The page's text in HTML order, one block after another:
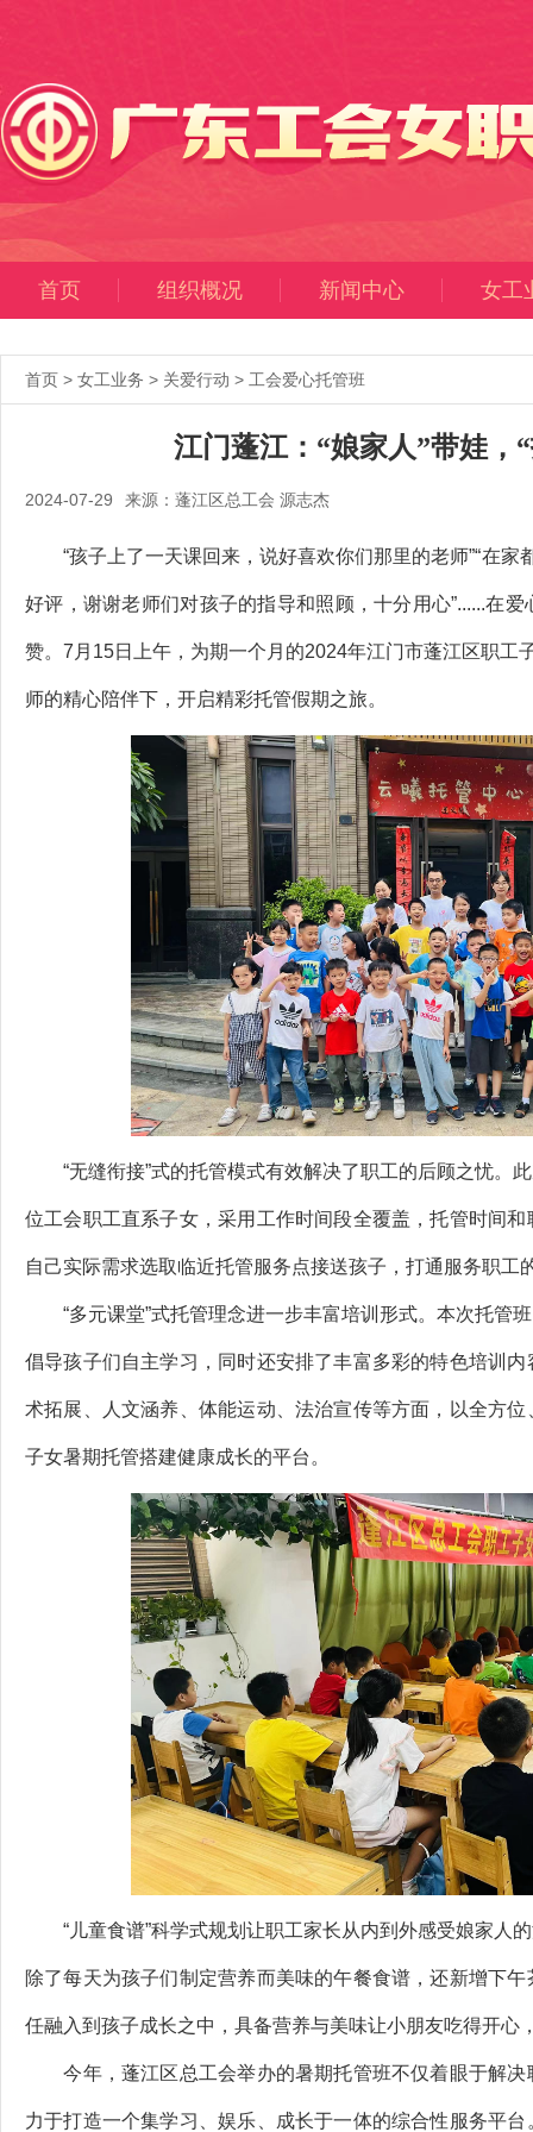
首页 组织概况 新闻中心 女工
首页 > 女工业务 > 关爱行动 > 工会爱心托管班
江门蓬江：“娘家人”带娃，
2024-07-29 来源：蓬江区总工会 源志杰
“孩子上了一天课回来，说好喜欢你们那里的老师”“在家
好评，谢谢老师们对孩子的指导和照顾，十分用心”......在
赞。7月15日上午，为期一个月的2024年江门市蓬江区职工
师的精心陪伴下，开启精彩托管假期之旅。
“无缝衔接”式的托管模式有效解决了职工的后顾之忧。
位工会职工直系子女，采用工作时间段全覆盖，托管时间
自己实际需求选取临近托管服务点接送孩子，打通服务职工
“多元课堂”式托管理念进一步丰富培训形式。本次托管
倡导孩子们自主学习，同时还安排了丰富多彩的特色培训
术拓展、人文涵养、体能运动、法治宣传等方面，以全方
子女暑期托管搭建健康成长的平台。
“儿童食谱”科学式规划让职工家长从内到外感受娘家人
除了每天为孩子们制定营养而美味的午餐食谱，还新增下
任融入到孩子成长之中，具备营养与美味让小朋友吃得开心
今年，蓬江区总工会举办的暑期托管班不仅着眼于解决
力于打造一个集学习、娱乐、成长于一体的综合性服务平